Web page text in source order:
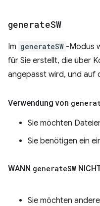
generateSW
Im generateSW -Modus
für Sie erstellt, die über
angepasst wird, und auf
Verwendung von
Sie möchten
Sie benötigen ein
WANN generateSW
Sie möchten